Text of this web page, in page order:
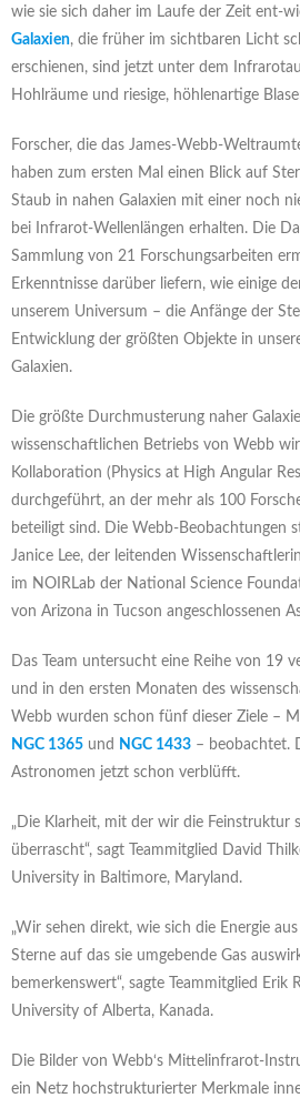
wie sie sich daher im Laufe der Zeit ent-
Galaxien, die früher im sichtbaren Licht
erschienen, sind jetzt unter dem
Hohlräume und riesige, höhlenartige
Forscher, die das James-Webb-
haben zum ersten Mal einen Blick auf
Staub in nahen Galaxien mit einer noch
bei Infrarot-Wellenlängen erhalten. Die
Sammlung von 21 Forschungsarbeiten
Erkenntnisse darüber liefern, wie einige
unserem Universum – die Anfänge der
Entwicklung der größten Objekte in
Galaxien.
Die größte Durchmusterung naher
wissenschaftlichen Betriebs von Webb
Kollaboration (Physics at High Angular
durchgeführt, an der mehr als 100
beteiligt sind. Die Webb-Beobachtungen
Janice Lee, der leitenden
im NOIRLab der National Science
von Arizona in Tucson angeschlossenen
Das Team untersucht eine Reihe von 19
und in den ersten Monaten des
Webb wurden schon fünf dieser Ziele –
NGC 1365 und NGC 1433 – beobachtet.
Astronomen jetzt schon verblüfft.
„Die Klarheit, mit der wir die Feinstruktur
überrascht“, sagt Teammitglied David
University in Baltimore, Maryland.
„Wir sehen direkt, wie sich die Energie
Sterne auf das sie umgebende Gas
bemerkenswert“, sagte Teammitglied Erik
University of Alberta, Kanada.
Die Bilder von Webb‘s Mittelinfrarot-
ein Netz hochstrukturierter Merkmale